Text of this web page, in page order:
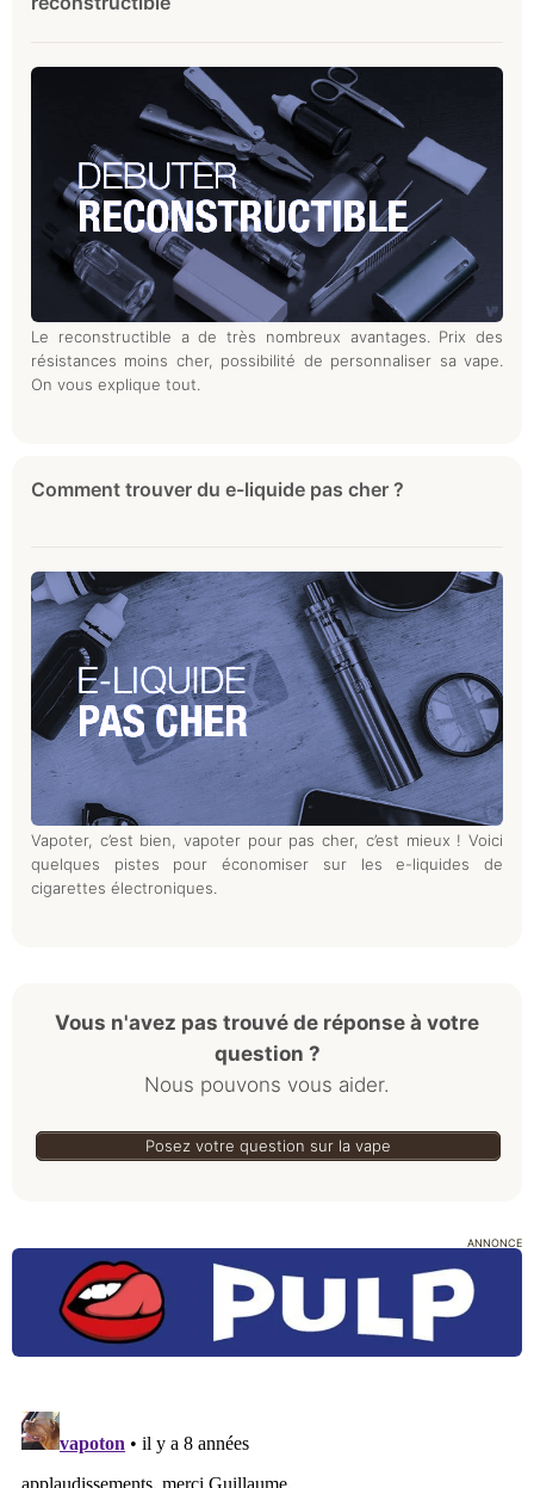
Le reconstructible a de très nombreux avantages. Prix des
résistances moins cher, possibilité de personnaliser sa vape.
On vous explique tout.
Comment trouver du e-liquide pas cher ?
Vapoter, c’est bien, vapoter pour pas cher, c’est mieux ! Voici
quelques pistes pour économiser sur les e-liquides de
cigarettes électroniques.
Vous n'avez pas trouvé de réponse à votre
question ?
Nous pouvons vous aider.
Posez votre question sur la vape
ANNONCE